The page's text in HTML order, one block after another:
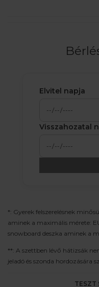
Elvitel napja
Visszahozatal
*: Gyerek felszerelésnek
aminek a maximális mérete:
snowboard deszka aminek a
**: A szettben lévő hátizsák
jeladó és szonda hordozására
TESZT